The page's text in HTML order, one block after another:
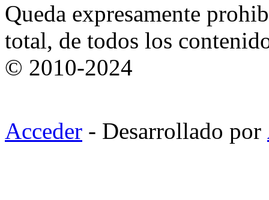
Queda expresamente
total, de todos los
© 2010-2024
Acceder - Desarrollado por